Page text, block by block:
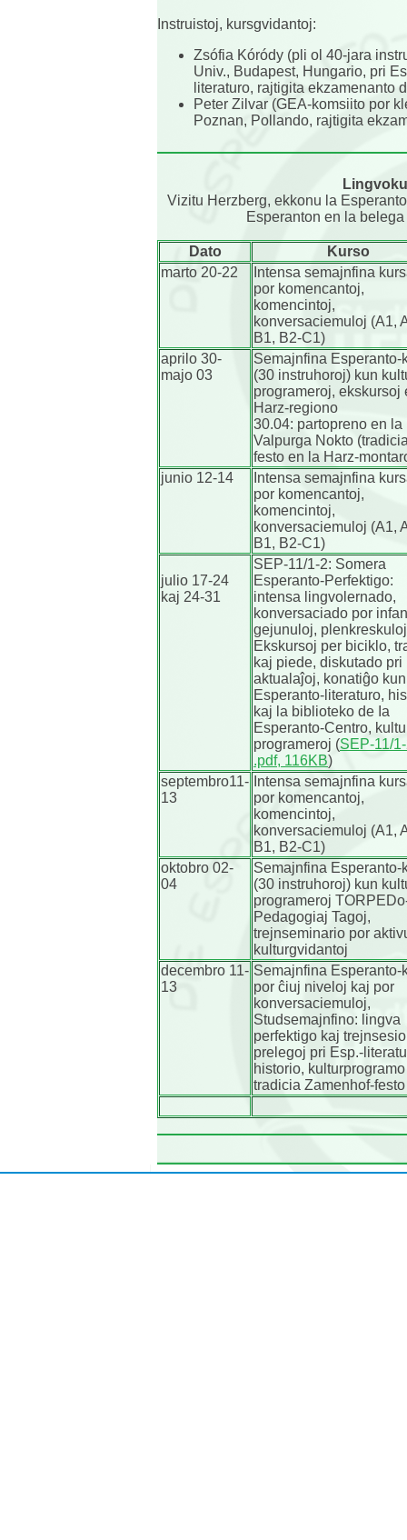
Instruistoj, kursgvidantoj:
Zsófia Kóródy (pli ol 40-jara
Univ., Budapest, Hungario, pri
literaturo, rajtigita ekzamenanto
Peter Zilvar (GEA-komsiito por
Poznan, Pollando, rajtigita
Vizitu Herzberg, ekkonu la
Esperanton en la
Dato
Kurso
marto 20-22
Intensa semajnfina
por komencantoj,
komencintoj,
konversaciemuloj (A1,
B1, B2-C1)
aprilo 30-
majo 03
Semajnfina Esperanto-
(30 instruhoroj) kun
programeroj, ekskursoj
Harz-regiono
30.04: partopreno en la
Valpurga Nokto
festo en la Harz-
junio 12-14
Intensa semajnfina
por komencantoj,
komencintoj,
konversaciemuloj (A1,
B1, B2-C1)
julio 17-24
kaj 24-31
SEP-11/1-2: Somera
Esperanto-Perfektigo:
intensa lingvolernado,
konversaciado por
gejunuloj,
Ekskursoj per biciklo,
kaj piede, diskutado pri
aktualaĵoj, konatiĝo kun
Esperanto-literaturo,
kaj la biblioteko de Ia
Esperanto-Centro,
programeroj (SEP-11/
.pdf, 116KB)
septembro11-
13
Intensa semajnfina
por komencantoj,
komencintoj,
konversaciemuloj (A1,
B1, B2-C1)
oktobro 02-
04
Semajnfina Esperanto-
(30 instruhoroj) kun
programeroj
Pedagogiaj Tagoj,
trejnseminario por
kulturgvidantoj
decembro 11-
13
Semajnfina Esperanto-
por ĉiuj niveloj kaj por
konversaciemuloj,
Studsemajnfino: lingva
perfektigo kaj
prelegoj pri Esp.-
historio,
tradicia Zamenhof-festo